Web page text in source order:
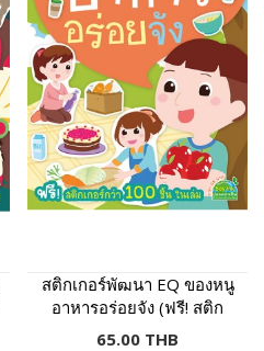
สติกเกอร์พัฒนา EQ ของหนู
อาหารอร่อยจัง (ฟรี! สติก
เกอร์กว่า 100 ชิ้น ในเล่ม)
65.00 THB